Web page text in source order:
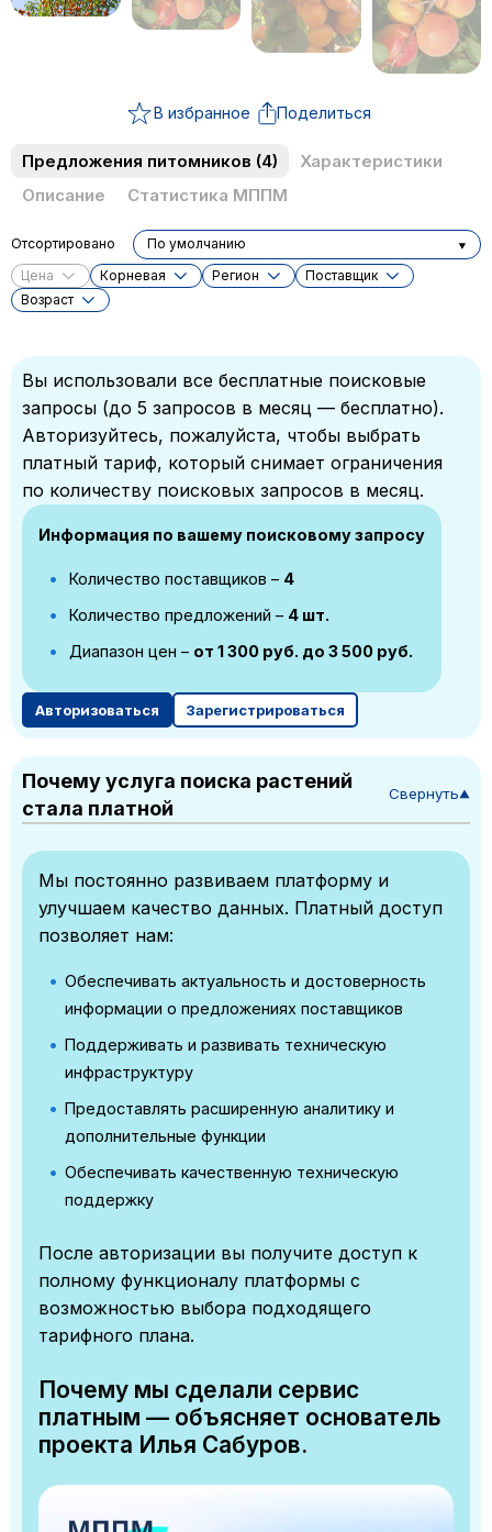
В избранное Поделиться
Предложения питомников (4)
Характеристики
Описание
Статистика МППМ
Цена Корневая Регион
Поставщик
Возраст
Отсортировано По умолчанию
Вы использовали все бесплатные поисковые
запросы (до 5 запросов в месяц — бесплатно).
Авторизуйтесь, пожалуйста, чтобы выбрать
платный тариф, который снимает ограничения
по количеству поисковых запросов в месяц.
Информация по вашему поисковому запросу
Количество поставщиков – 4
Количество предложений – 4 шт.
Диапазон цен – от 1 300 руб. до 3 500 руб.
Авторизоваться Зарегистрироваться
Почему услуга поиска растений
стала платной
Свернуть▼
Мы постоянно развиваем платформу и
улучшаем качество данных. Платный доступ
позволяет нам:
Обеспечивать актуальность и достоверность
информации о предложениях поставщиков
Поддерживать и развивать техническую
инфраструктуру
Предоставлять расширенную аналитику и
дополнительные функции
Обеспечивать качественную техническую
поддержку
После авторизации вы получите доступ к
полному функционалу платформы с
возможностью выбора подходящего
тарифного плана.
Почему мы сделали сервис
платным — объясняет основатель
проекта Илья Сабуров.